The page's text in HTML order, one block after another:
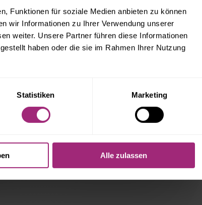
Funktionen für soziale Medien anbieten zu können
wir Informationen zu Ihrer Verwendung unserer
weiter. Unsere Partner führen diese Informationen
haben oder die sie im Rahmen Ihrer Nutzung
Statistiken Marketing
Alle zulassen
BETRIEBSKOSTENABRECHNUNG: